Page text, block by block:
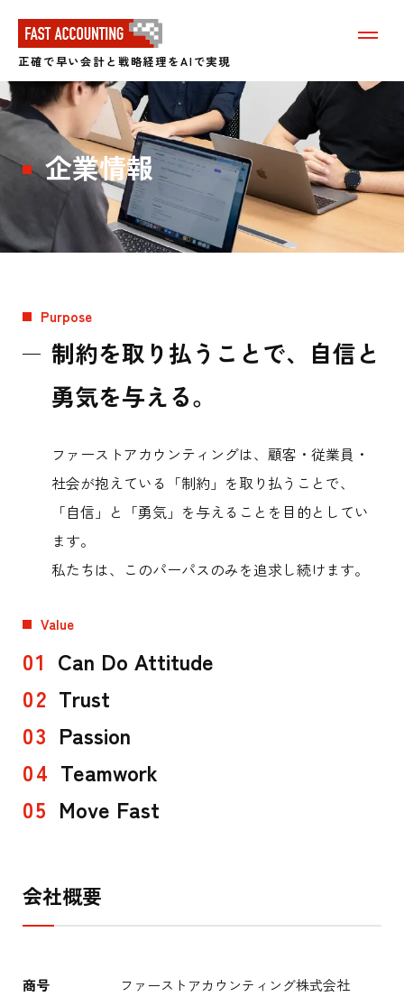
正確で早い会計と戦略経理をAIで実現
メ
ー
す
る
企業情報
企
業
Purpose
制約を取り払うことで、自信と
勇気を与える。
ファーストアカウンティングは、顧客・従業員・
社会が抱えている「制約」を取り払うことで、
「自信」と「勇気」を与えることを目的としてい
ます。
私たちは、このパーパスのみを追求し続けます。
Value
Can Do Attitude
Trust
Passion
Teamwork
Move Fast
会社概要
商号 ファーストアカウンティング株式会社